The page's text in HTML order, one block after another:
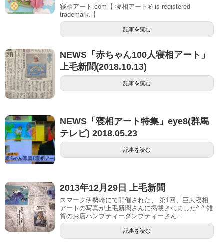
寝相アート.com【 寝相アート® is registered
trademark. 】
記事を読む
NEWS「赤ちゃん100人寝相アート」
上毛新聞(2018.10.13)
記事を読む
NEWS「寝相アート特集」eye8(群馬
テレビ) 2018.05.23
記事を読む
2013年12月29日 上毛新聞
スマーク伊勢崎にて開催された、 第1回、巨大寝相
アートの写真が上毛新聞さんに掲載されました^ ^ 雑
貨のお店ハンプティーダンプティーさん...
記事を読む